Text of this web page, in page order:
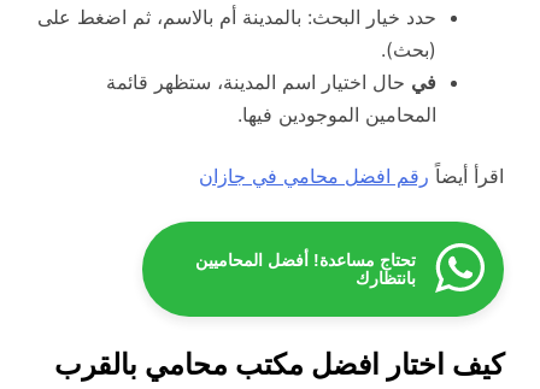
حدد خيار البحث: بالمدينة أم بالاسم، ثم اضغط على
(بحث).
في حال اختيار اسم المدينة، ستظهر قائمة
المحامين الموجودين فيها.
اقرأ أيضاً رقم افضل محامي في جازان
تحتاج مساعدة! أفضل المحاميين
بانتظارك
كيف اختار افضل مكتب محامي بالقرب